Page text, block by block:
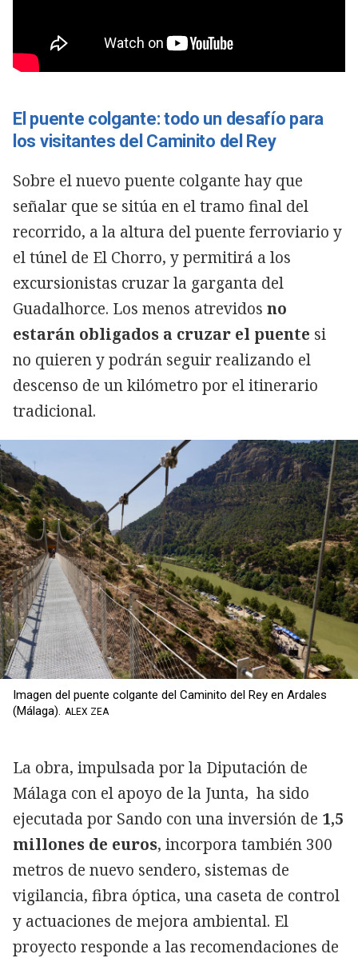
El puente colgante: todo un desafío para
los visitantes del Caminito del Rey
Sobre el nuevo puente colgante hay que
señalar que se sitúa en el tramo final del
recorrido, a la altura del puente ferroviario y
el túnel de El Chorro, y permitirá a los
excursionistas cruzar la garganta del
Guadalhorce. Los menos atrevidos no
estarán obligados a cruzar el puente si
no quieren y podrán seguir realizando el
descenso de un kilómetro por el itinerario
tradicional.
Imagen del puente colgante del Caminito del Rey en Ardales
(Málaga). ALEX ZEA
La obra, impulsada por la Diputación de
Málaga con el apoyo de la Junta, ha sido
ejecutada por Sando con una inversión de 1,5
millones de euros, incorpora también 300
metros de nuevo sendero, sistemas de
vigilancia, fibra óptica, una caseta de control
y actuaciones de mejora ambiental. El
proyecto responde a las recomendaciones de